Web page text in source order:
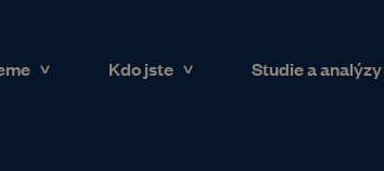
Kdo jste Studie a analýzy